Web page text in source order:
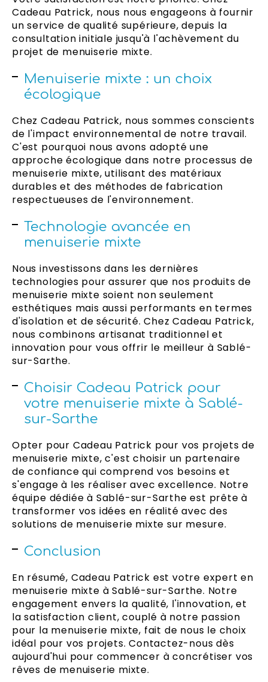
Cadeau Patrick, nous nous engageons à fournir
un service de qualité supérieure, depuis la
consultation initiale jusqu'à l'achèvement du
projet de menuiserie mixte.
Menuiserie mixte : un choix
écologique
Chez Cadeau Patrick, nous sommes conscients
de l'impact environnemental de notre travail.
C'est pourquoi nous avons adopté une
approche écologique dans notre processus de
menuiserie mixte, utilisant des matériaux
durables et des méthodes de fabrication
respectueuses de l'environnement.
Technologie avancée en
menuiserie mixte
Nous investissons dans les dernières
technologies pour assurer que nos produits de
menuiserie mixte soient non seulement
esthétiques mais aussi performants en termes
d'isolation et de sécurité. Chez Cadeau Patrick,
nous combinons artisanat traditionnel et
innovation pour vous offrir le meilleur à Sablé-
sur-Sarthe.
Choisir Cadeau Patrick pour
votre menuiserie mixte à Sablé-
sur-Sarthe
Opter pour Cadeau Patrick pour vos projets de
menuiserie mixte, c'est choisir un partenaire
de confiance qui comprend vos besoins et
s'engage à les réaliser avec excellence. Notre
équipe dédiée à Sablé-sur-Sarthe est prête à
transformer vos idées en réalité avec des
solutions de menuiserie mixte sur mesure.
Conclusion
En résumé, Cadeau Patrick est votre expert en
menuiserie mixte à Sablé-sur-Sarthe. Notre
engagement envers la qualité, l'innovation, et
la satisfaction client, couplé à notre passion
pour la menuiserie mixte, fait de nous le choix
idéal pour vos projets. Contactez-nous dès
aujourd'hui pour commencer à concrétiser vos
rêves de menuiserie mixte.